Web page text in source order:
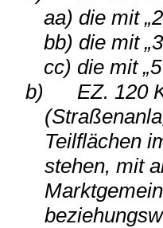
aa) die mit
bb) die mit
cc) die mit
b)
EZ. 120
Teilflächen
stehen, mit